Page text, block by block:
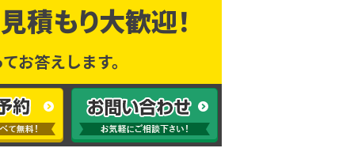
積もり大歓迎！
お答えします。